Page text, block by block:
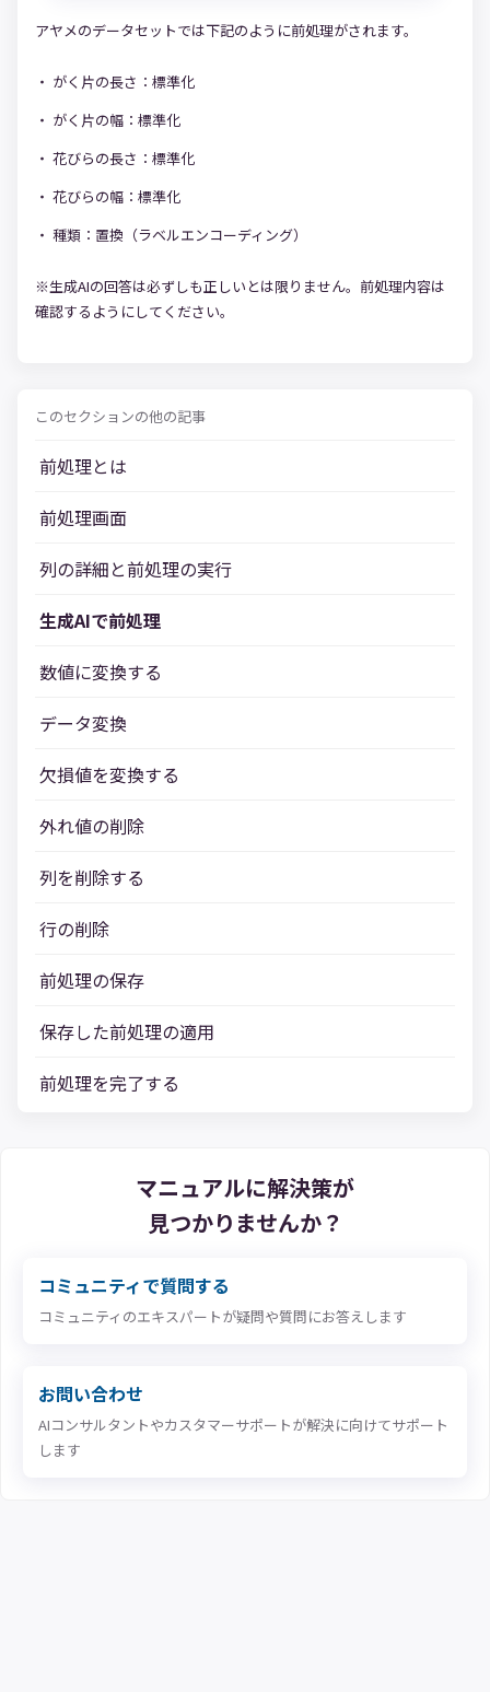
このセクションの他の記事
前処理とは
前処理画面
列の詳細と前処理の実行
生成AIで前処理
数値に変換する
データ変換
欠損値を変換する
外れ値の削除
列を削除する
行の削除
前処理の保存
保存した前処理の適用
前処理を完了する
アヤメのデータセットでは下記のように前処理がされます。
がく片の長さ：標準化
がく片の幅：標準化
花びらの長さ：標準化
花びらの幅：標準化
種類：置換（ラベルエンコーディング）
※生成AIの回答は必ずしも正しいとは限りません。前処理内容は
確認するようにしてください。
マニュアルに解決策が
見つかりませんか？
コミュニティで質問する
コミュニティのエキスパートが疑問や質問にお答えします
お問い合わせ
AIコンサルタントやカスタマーサポートが解決に向けてサポート
します